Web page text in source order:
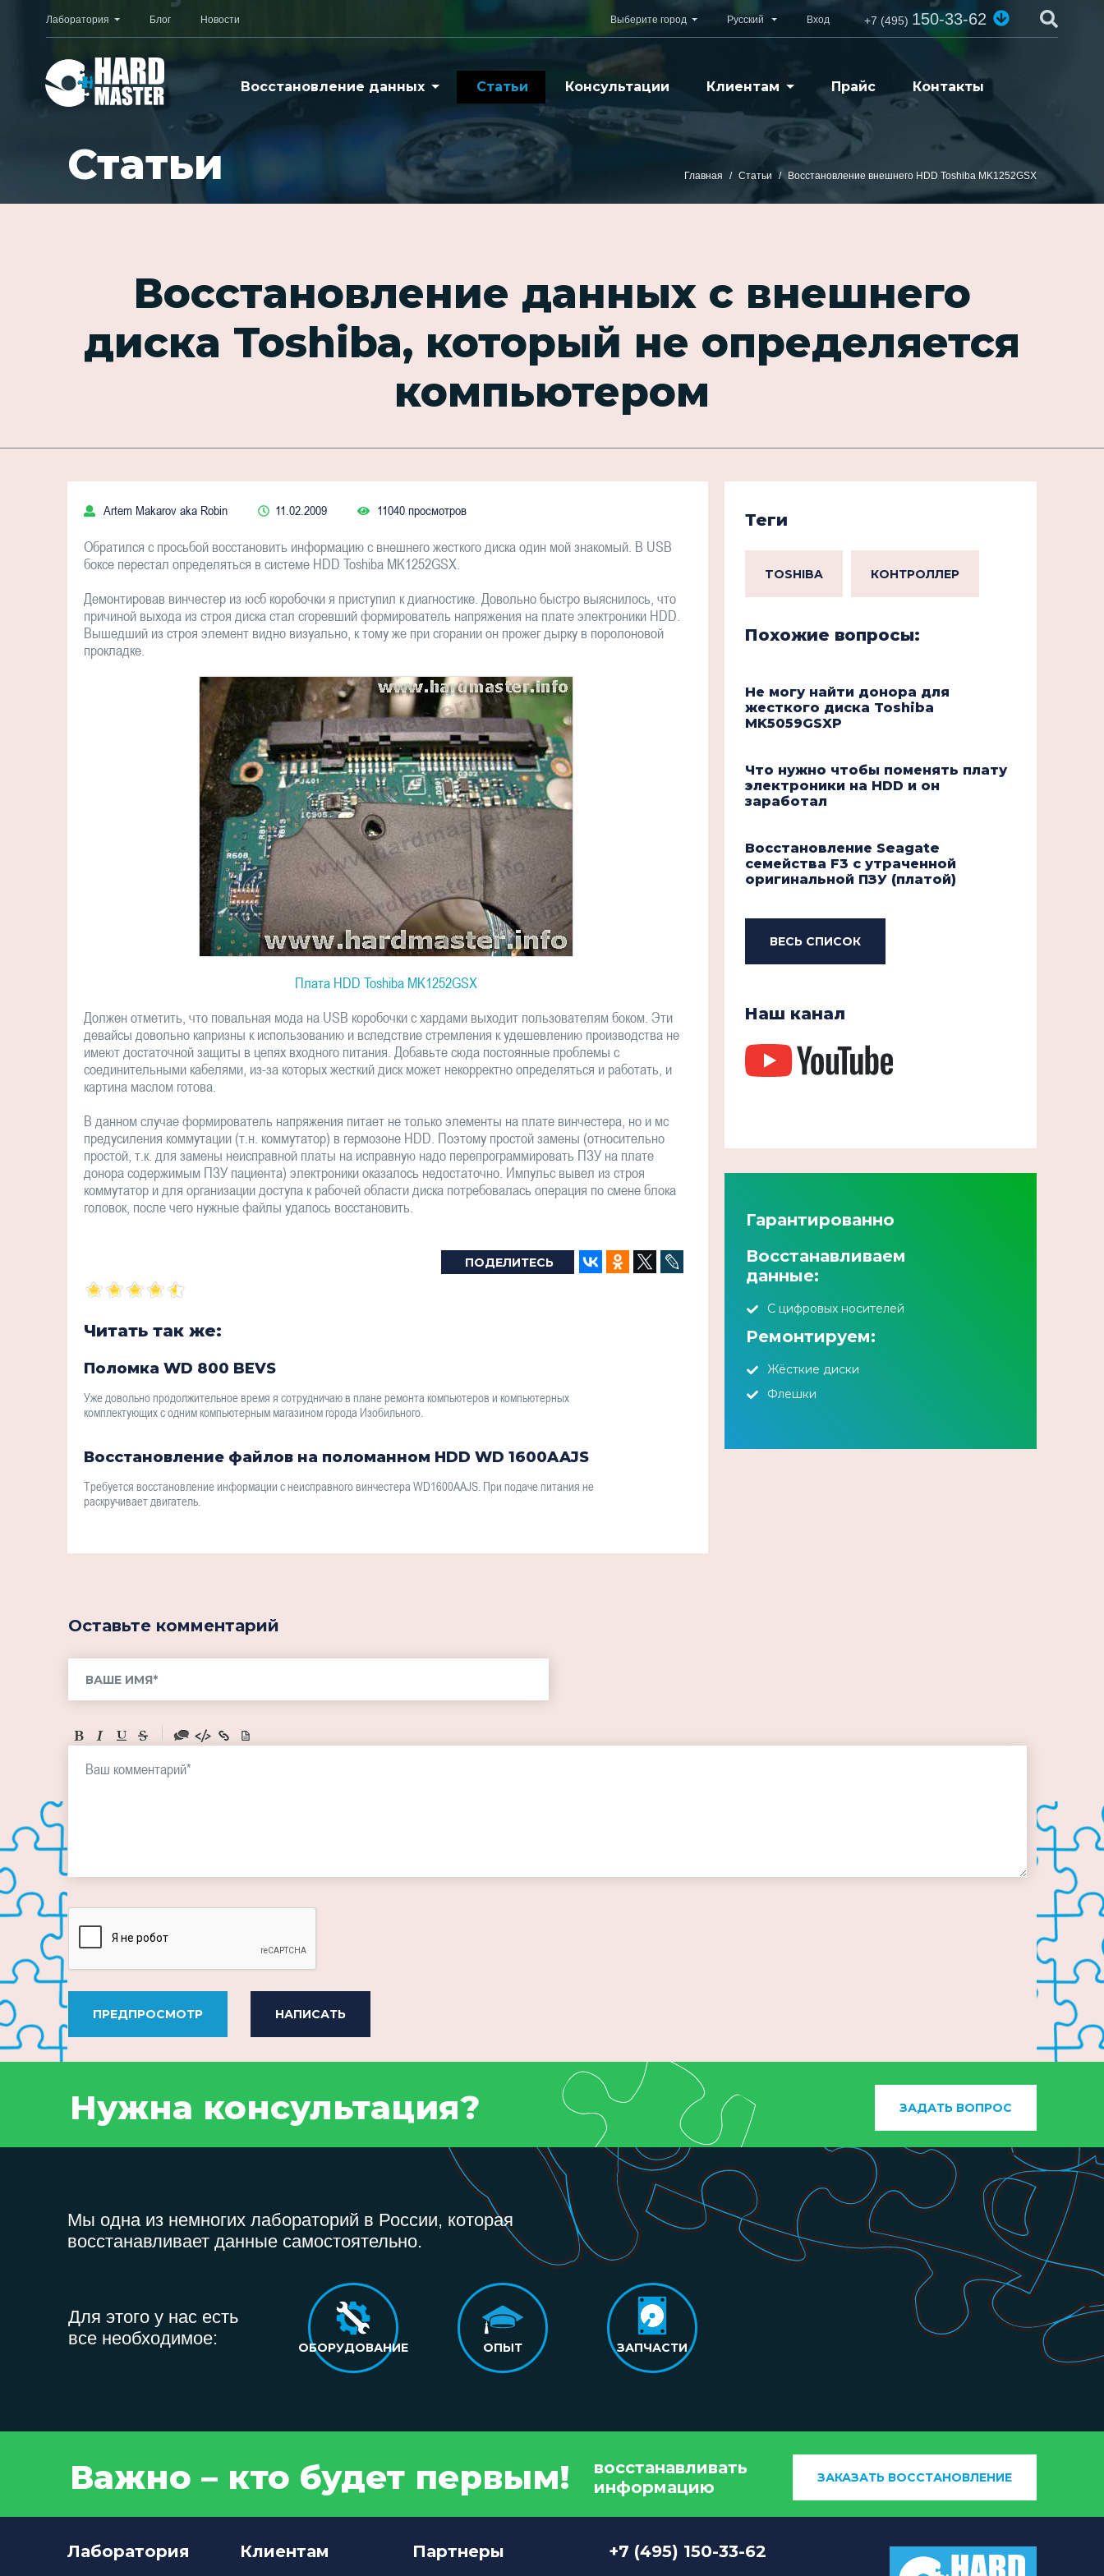
Восстановление данных Статьи Консультации Клиентам Прайс Контакты
Лаборатория Блог Новости Выберите город Русский Вход +7 (495)150-33-62
Статьи Главная Статьи Восстановление внешнего HDD Toshiba MK1252GSX
Восстановление данных с внешнего
диска Toshiba, который не определяется
компьютером
Artem Makarov aka Robin 11.02.2009 11040 просмотров
Обратился с просьбой восстановить информацию с внешнего жесткого диска один мой знакомый. В USB
боксе перестал определяться в системе HDD Toshiba MK1252GSX.
Демонтировав винчестер из юсб коробочки я приступил к диагностике. Довольно быстро выяснилось, что
причиной выхода из строя диска стал сгоревший формирователь напряжения на плате электроники HDD.
Вышедший из строя элемент видно визуально, к тому же при сгорании он прожег дырку в поролоновой
прокладке.
Плата HDD Toshiba MK1252GSX
Должен отметить, что повальная мода на USB коробочки с хардами выходит пользователям боком. Эти
девайсы довольно капризны к использованию и вследствие стремления к удешевлению производства не
имеют достаточной защиты в цепях входного питания. Добавьте сюда постоянные проблемы с
соединительными кабелями, из-за которых жесткий диск может некорректно определяться и работать, и
картина маслом готова.
В данном случае формирователь напряжения питает не только элементы на плате винчестера, но и мс
предусиления коммутации (т.н. коммутатор) в гермозоне HDD. Поэтому простой замены (относительно
простой, т.к. для замены неисправной платы на исправную надо перепрограммировать ПЗУ на плате
донора содержимым ПЗУ пациента) электроники оказалось недостаточно. Импульс вывел из строя
коммутатор и для организации доступа к рабочей области диска потребовалась операция по смене блока
головок, после чего нужные файлы удалось восстановить.
ПОДЕЛИТЕСЬ
Читать так же:
Поломка WD 800 BEVS
Уже довольно продолжительное время я сотрудничаю в плане ремонта компьютеров и компьютерных
комплектующих с одним компьютерным магазином города Изобильного.
Восстановление файлов на поломанном HDD WD 1600AAJS
Требуется восстановление информации с неисправного винчестера WD1600AAJS. При подаче питания не
раскручивает двигатель.
Оставьте комментарий
-
-
-
ПРЕДПРОСМОТР НАПИСАТЬ
Теги
TOSHIBA КОНТРОЛЛЕР
Похожие вопросы:
Не могу найти донора для
жесткого диска Toshiba
MK5059GSXP
Что нужно чтобы поменять плату
электроники на HDD и он
заработал
Восстановление Seagate
семейства F3 с утраченной
оригинальной ПЗУ (платой)
ВЕСЬ СПИСОК
Наш канал
Гарантированно
Восстанавливаем
данные:
С цифровых носителей
Ремонтируем:
Жёсткие диски
Флешки
Нужна консультация? ЗАДАТЬ ВОПРОС
Мы одна из немногих лабораторий в России, которая
восстанавливает данные самостоятельно.
Для этого у нас есть
все необходимое:
ОБОРУДОВАНИЕ ОПЫТ ЗАПЧАСТИ
Важно – кто будет первым!
восстанавливать
информацию
ЗАКАЗАТЬ ВОССТАНОВЛЕНИЕ
Лаборатория Клиентам Партнеры +7 (495) 150-33-62